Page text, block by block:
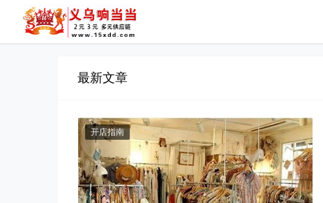
最新文章
开店指南